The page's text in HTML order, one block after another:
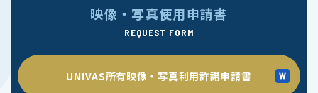
映像・写真使用申請書
REQUEST FORM
UNIVAS所有映像・写真利用許諾申請書